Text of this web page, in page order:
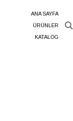
ANA SAYFA
ÜRÜNLER
KATALOG